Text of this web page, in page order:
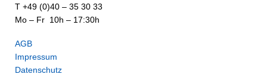
T +49 (0)40 – 35 30 33
Mo – Fr 10h – 17:30h
AGB
Impressum
Datenschutz